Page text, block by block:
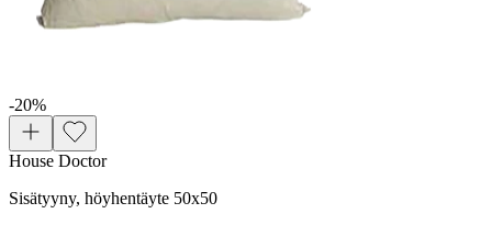
-20%
House Doctor
Sisätyyny, höyhentäyte 50x50 ​ ​